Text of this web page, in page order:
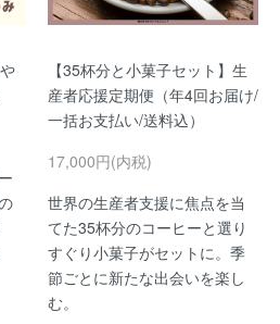
【35杯分と小菓子セット】生
産者応援定期便（年4回お届け/
一括お支払い/送料込）
17,000円(内税)
世界の生産者支援に焦点を当
てた35杯分のコーヒーと選り
すぐり小菓子がセットに。季
節ごとに新たな出会いを楽し
む。